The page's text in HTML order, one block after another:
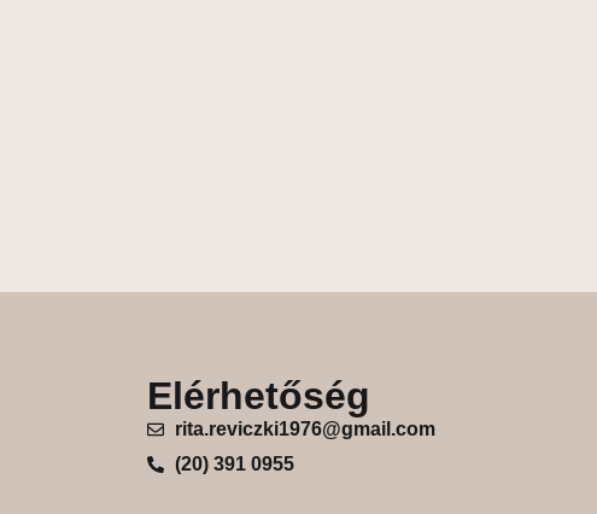
Elérhetőség
rita.reviczki1976@gmail.com
(20) 391 0955